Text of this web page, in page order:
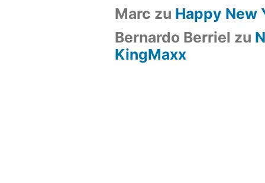
Marc zu Happy New
Bernardo Berriel zu
KingMaxx